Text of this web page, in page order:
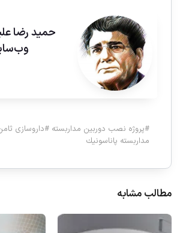
حمید رضا
#پروژه نصب دوربين مداربسته #داروسازى
مداربسته پاناسونيك
مطالب مشابه